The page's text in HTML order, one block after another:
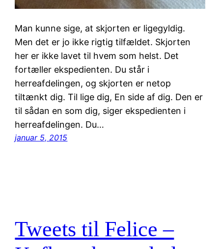
Man kunne sige, at skjorten er ligegyldig.
Men det er jo ikke rigtig tilfældet. Skjorten
her er ikke lavet til hvem som helst. Det
fortæller ekspedienten. Du står i
herreafdelingen, og skjorten er netop
tiltænkt dig. Til lige dig, En side af dig. Den er
til sådan en som dig, siger ekspedienten i
herreafdelingen. Du…
januar 5, 2015
Tweets til Felice –